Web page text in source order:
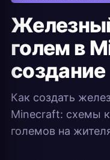
голем в
создание
Как создать
Minecraft: схемы
големов на